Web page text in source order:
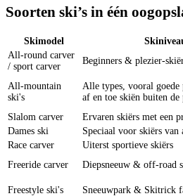
Soorten ski’s in één
Skimodel
All-round carver
/ sport carver
Beginners & plezier-
All-mountain
ski's
Alle types, vooral goede
af en toe skiën buiten de
Slalom carver
Ervaren skiërs met een
Dames ski
Speciaal voor skiërs van
Race carver
Uiterst sportieve skiërs
Freeride carver
Diepsneeuw & off-road
Freestyle ski's
Sneeuwpark & Skitrick